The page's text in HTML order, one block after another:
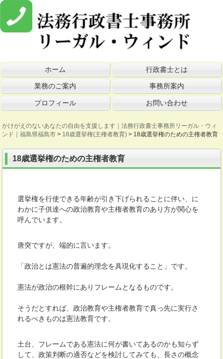
ホーム 行政書士とは
業務のご案内 事務所案内
プロフィール お問い合わせ
かけがえのないあなたの自由を支援します｜法務行政書士事務所リーガル・ウィ
ンド｜福島県福島市 > 18歳選挙権(主権者教育) > 18歳選挙権のための主権者教育
18歳選挙権のための主権者教育
選挙権を行使できる年齢が引き下げられることに伴い、に
わかに子供達への政治教育や主権者教育のあり方が関心を
呼んでいます。
唐突ですが、端的に言います。
「政治とは憲法の普遍的理念を具現化すること」です。
憲法が政治の根幹にありフレームとなるものです。
そうだとすれば、政治教育や主権者教育で真っ先に実行さ
れるべきものは憲法教育です。
土台、フレームである憲法に何が書いてあるのかも知らず
して、政策判断の適否などを検討してみても、長さの概念